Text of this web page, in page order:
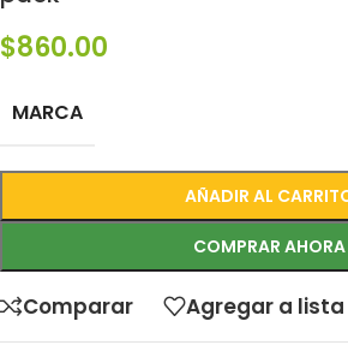
$860.00
MARCA
AÑADIR AL
COMPRAR AHORA
Comparar Agregar a